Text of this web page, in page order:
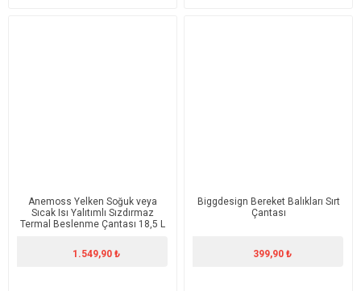
Anemoss Yelken Soğuk veya
Sıcak Isı Yalıtımlı Sızdırmaz
Termal Beslenme Çantası 18,5 L
1.549,90 ₺
Biggdesign Bereket Balıkları Sırt
Çantası
399,90 ₺